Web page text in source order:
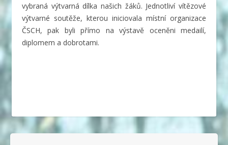
vybraná výtvarná dílka našich žáků. Jednotliví vítězové
výtvarné soutěže, kterou iniciovala místní organizace
ČSCH, pak byli přímo na výstavě oceněni medailí,
diplomem a dobrotami.